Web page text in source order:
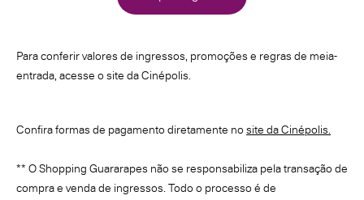
Para conferir valores de ingressos, promoções e regras de meia-
entrada, acesse o site da Cinépolis.
Confira formas de pagamento diretamente no site da Cinépolis.
** O Shopping Guararapes não se responsabiliza pela transação de
compra e venda de ingressos. Todo o processo é de